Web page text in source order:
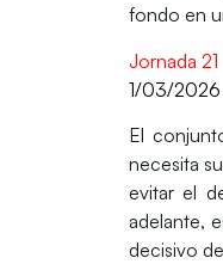
fondo en
Jornada 21
1/03/
El
necesita
evitar el
adelante,
decisivo